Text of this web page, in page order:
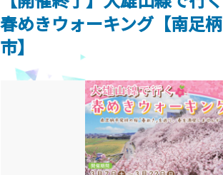
春めきウォーキング【南足柄
市】